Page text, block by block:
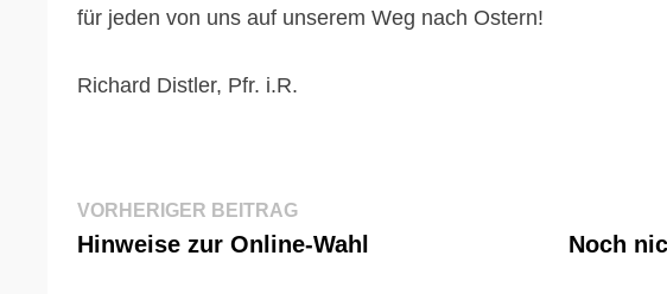
für jeden von uns auf unserem Weg nach Ostern!
Richard Distler, Pfr. i.R.
Beitragsnavigation
VORHERIGER BEITRAGVorheriger
Beitrag:
Hinweise zur Online-Wahl
Noch